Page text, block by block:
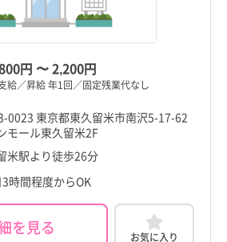
円 〜2,200円
給／昇給 年1回／固定残業代なし
0023 東京都東久留米市南沢5-17-62
モール東久留米2F
米駅より徒歩26分
時間程度からOK
を見る お気に入り